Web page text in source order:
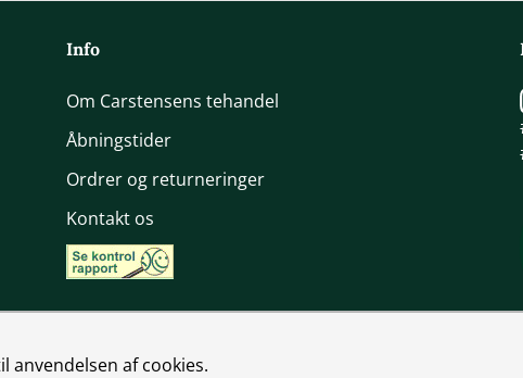
anvendelsen af cookies.
Info
Om Carstensens tehandel
Åbningstider
Ordrer og returneringer
Kontakt os